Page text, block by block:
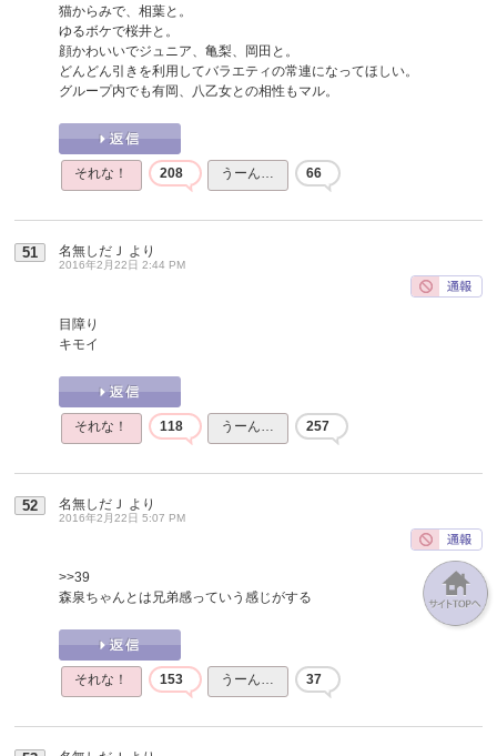
猫からみで、相葉と。
ゆるボケで桜井と。
顔かわいいでジュニア、亀梨、岡田と。
どんどん引きを利用してバラエティの常連になってほしい。
グループ内でも有岡、八乙女との相性もマル。
それな！ 208 うーん… 66
51 名無しだＪ より
2016年2月22日 2:44 PM
目障り
キモイ
それな！ 118 うーん… 257
52 名無しだＪ より
2016年2月22日 5:07 PM
>>39
森泉ちゃんとは兄弟感っていう感じがする
それな！ 153 うーん… 37